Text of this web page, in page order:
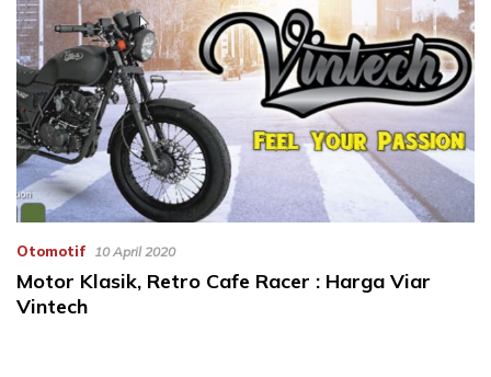
Otomotif 10 April 2020
Motor Klasik, Retro Cafe Racer : Harga Viar
Vintech